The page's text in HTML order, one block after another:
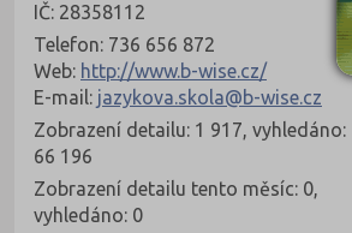
IČ: 28358112
Telefon: 736 656 872
Web: http://www.b-wise.cz/
E-mail: jazykova.skola@b-wise.cz
Zobrazení detailu: 1 917, vyhledáno:
66 196
Zobrazení detailu tento měsíc: 0,
vyhledáno: 0